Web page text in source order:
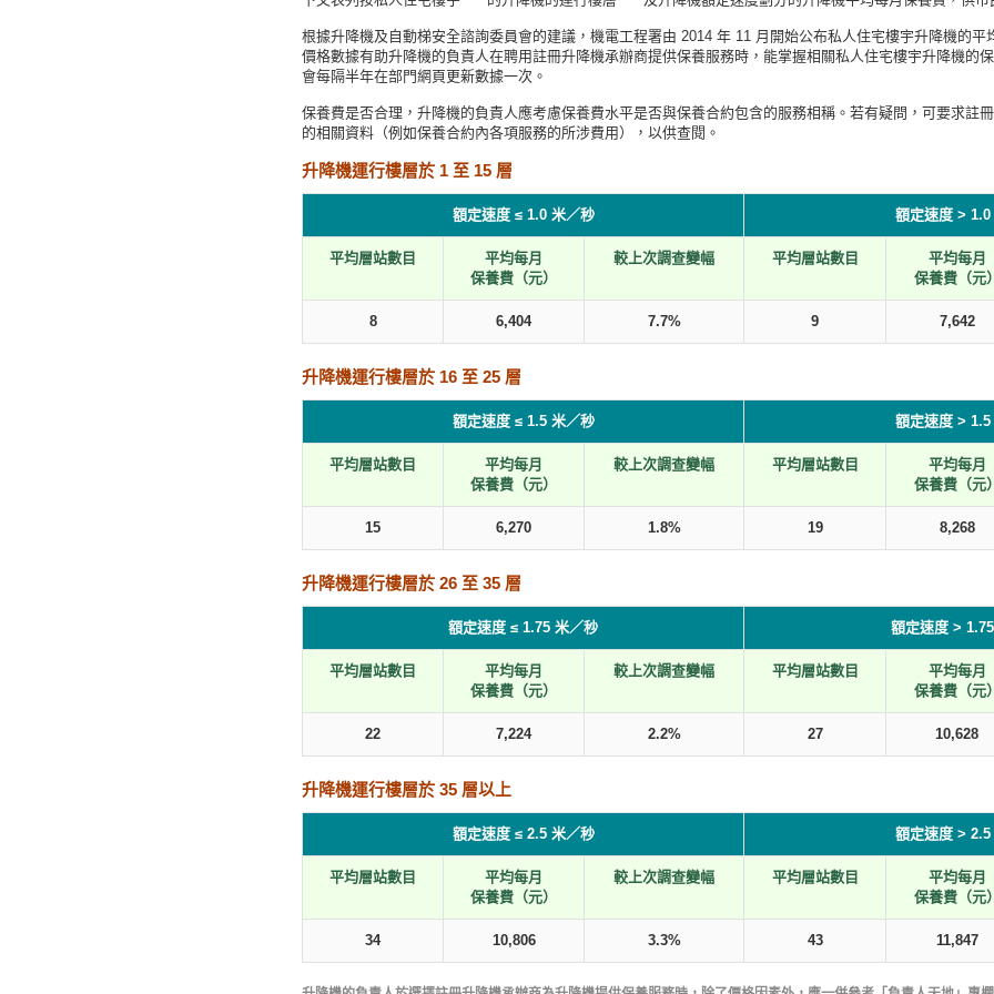
根據升降機及自動梯安全諮詢委員會的建議，機電工程署由 2014 年 11 月開始公布私人住宅樓宇升降機的平
價格數據有助升降機的負責人在聘用註冊升降機承辦商提供保養服務時，能掌握相關私人住宅樓宇升降機的
會每隔半年在部門網頁更新數據一次。
保養費是否合理，升降機的負責人應考慮保養費水平是否與保養合約包含的服務相稱。若有疑問，可要求註
的相關資料（例如保養合約內各項服務的所涉費用），以供查閱。
升降機運行樓層於 1 至 15 層
額定速度 ≤ 1.0 米／秒 額定速度 > 1.0
平均層站數目
平均每月
保養費（元）
較上次調查變幅 平均層站數目
平均每月
保養費（元
8 6,404 7.7% 9 7,642
升降機運行樓層於 16 至 25 層
額定速度 ≤ 1.5 米／秒 額定速度 > 1.5
平均層站數目
平均每月
保養費（元）
較上次調查變幅 平均層站數目
平均每月
保養費（元
15 6,270 1.8% 19 8,268
升降機運行樓層於 26 至 35 層
額定速度 ≤ 1.75 米／秒 額定速度 >
平均層站數目
平均每月
保養費（元）
較上次調查變幅 平均層站數目
平均每月
保養費（元
22 7,224 2.2% 27 10,628
升降機運行樓層於 35 層以上
額定速度 ≤ 2.5 米／秒 額定速度 > 2.5
平均層站數目
平均每月
保養費（元）
較上次調查變幅 平均層站數目
平均每月
保養費（元
34 10,806 3.3% 43 11,847